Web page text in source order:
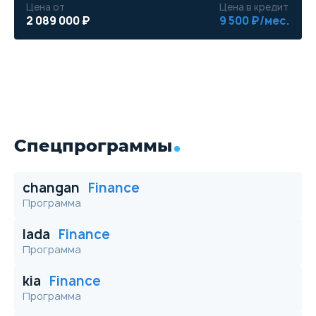
Цена от
2 089 000 ₽
Цена в кредит
9 500 ₽/мес.
Спецпрограммы
changan Finance
Программа
lada Finance
Программа
kia Finance
Программа